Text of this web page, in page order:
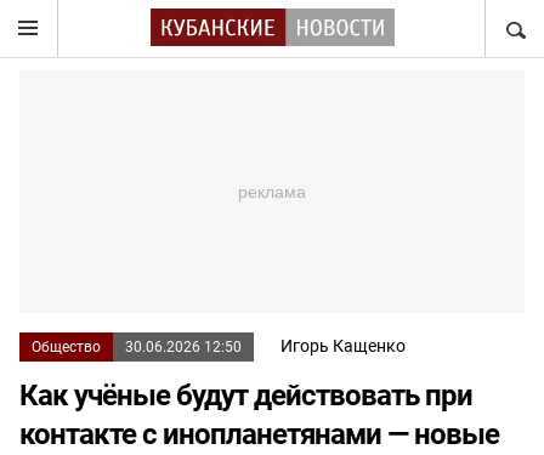
Общество 30.06.2026 12:50 Игорь Кащенко
Как учёные будут действовать при
контакте с инопланетянами — новые